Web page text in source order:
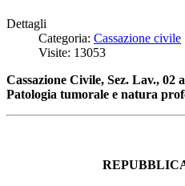
Dettagli
Categoria: Cassazione civile
Visite: 13053
Cassazione Civile, Sez. Lav., 02
Patologia tumorale e natura